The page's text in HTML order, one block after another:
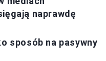
naprawdę
sposób na pasywny